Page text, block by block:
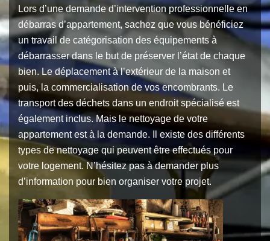
Lors d’une demande d’intervention professionnelle en
débarras d’appartement, sachez que vous bénéficiez
un travail de catégorisation des équipements à
débarrasser dans le but de préserver l’état de chaque
bien. Le déplacement à l’extérieur de la maison et
puis, la commercialisation de vos encombrants. Le
transport des déchets dans un endroit spécialisé est
également inclus. Mais le nettoyage de votre
appartement est à la demande. Il existe des différents
types de nettoyage qui peuvent être effectués pour
votre logement. N’hésitez pas à demander plus
d’information pour bien organiser votre projet.